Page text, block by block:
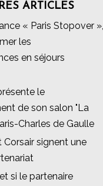
ARTICLES
« Paris Stopover »,
les
en séjours
le
de son salon "La
Charles de Gaulle
Corsair signent une
si le partenaire